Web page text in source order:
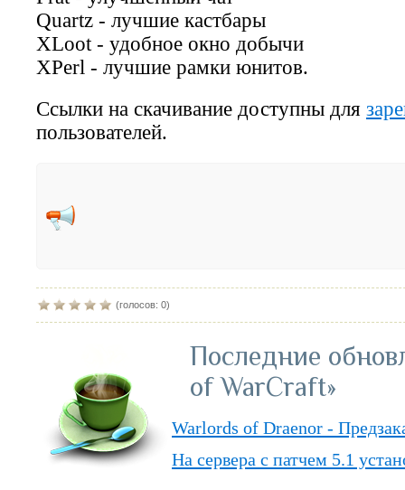
Quartz - лучшие кастбары
XLoot - удобное окно добычи
XPerl - лучшие рамки юнитов.
Ссылки на скачивание доступны для
пользователей.
(голосов: 0)
Последние
of WarCraft»
Warlords of Draenor -
На сервера с патчем 5.1